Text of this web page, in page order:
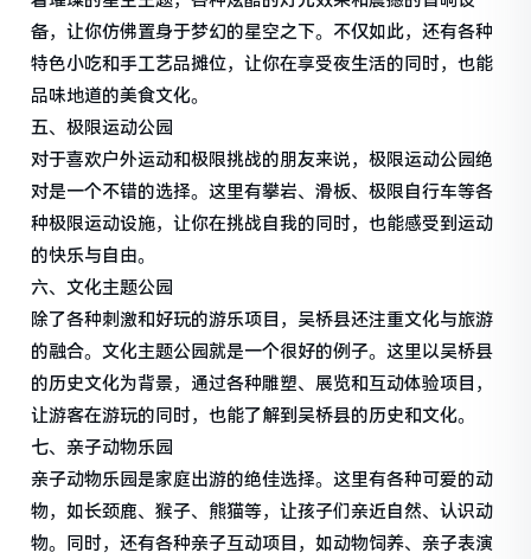
备，让你仿佛置身于梦幻的星空之下。不仅如此，还有各种
特色小吃和手工艺品摊位，让你在享受夜生活的同时，也能
品味地道的美食文化。
五、极限运动公园
对于喜欢户外运动和极限挑战的朋友来说，极限运动公园绝
对是一个不错的选择。这里有攀岩、滑板、极限自行车等各
种极限运动设施，让你在挑战自我的同时，也能感受到运动
的快乐与自由。
六、文化主题公园
除了各种刺激和好玩的游乐项目，吴桥县还注重文化与旅游
的融合。文化主题公园就是一个很好的例子。这里以吴桥县
的历史文化为背景，通过各种雕塑、展览和互动体验项目，
让游客在游玩的同时，也能了解到吴桥县的历史和文化。
七、亲子动物乐园
亲子动物乐园是家庭出游的绝佳选择。这里有各种可爱的动
物，如长颈鹿、猴子、熊猫等，让孩子们亲近自然、认识动
物。同时，还有各种亲子互动项目，如动物饲养、亲子表演